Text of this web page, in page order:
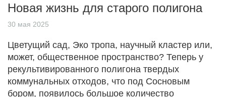
Новая жизнь для старого полигона
30 мая 2025
Цветущий сад, Эко тропа, научный кластер или,
может, общественное пространство? Теперь у
рекультивированного полигона твердых
коммунальных отходов, что под Сосновым
бором, появилось большое количество